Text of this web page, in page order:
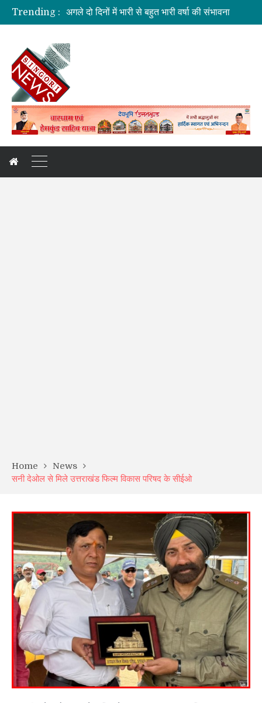
Trending :
दुःखदः वाहन दुर्घटनाग्रस्त, पांच की मौत
कौशल विकास एवं रोजगार से संबंधित योजनाओं की समीक्षा बैठक
कांवड़ यात्रा: देखिए, नीलकंठ क्षेत्र की झलकियां
Home
News
सनी देओल से मिले उत्तराखंड फिल्म विकास परिषद के सीईओ